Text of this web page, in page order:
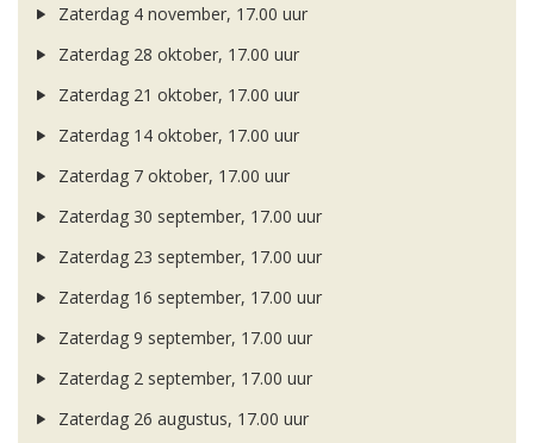
Zaterdag 4 november, 17.00 uur
Zaterdag 28 oktober, 17.00 uur
Zaterdag 21 oktober, 17.00 uur
Zaterdag 14 oktober, 17.00 uur
Zaterdag 7 oktober, 17.00 uur
Zaterdag 30 september, 17.00 uur
Zaterdag 23 september, 17.00 uur
Zaterdag 16 september, 17.00 uur
Zaterdag 9 september, 17.00 uur
Zaterdag 2 september, 17.00 uur
Zaterdag 26 augustus, 17.00 uur